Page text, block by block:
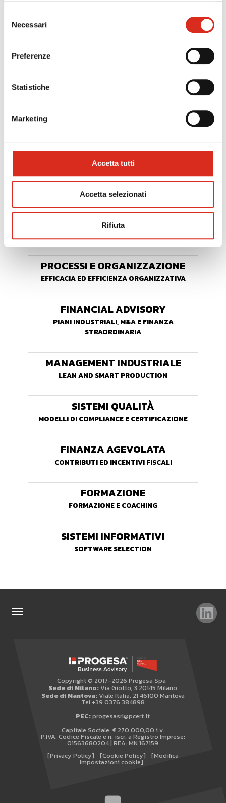
delNecessari
Preferenze
Statistiche
Marketing
Accetta tutti
Accetta selezionati
Rifiuta
AREA RISERVATA
WHISTLEBLOWING
PIANIFICAZIONE E CONTROLLO
SISTEMI DI CONTROLLO DELLA MARGINALITÀ
PROCESSI E ORGANIZZAZIONE
EFFICACIA ED EFFICIENZA ORGANIZZATIVA
FINANCIAL ADVISORY
PIANI INDUSTRIALI, M&A E FINANZA
STRAORDINARIA
MANAGEMENT INDUSTRIALE
LEAN AND SMART PRODUCTION
SISTEMI QUALITÀ
MODELLI DI COMPLIANCE E CERTIFICAZIONE
FINANZA AGEVOLATA
CONTRIBUTI ED INCENTIVI FISCALI
FORMAZIONE
FORMAZIONE E COACHING
SISTEMI INFORMATIVI
SOFTWARE SELECTION
AREA RISERVATA
WHISTLEBLOWING
Copyright © 2017-2026 Progesa Spa
Sede di Milano:Via Giotto, 3 20145 Milano
Sede di Mantova:Viale Italia, 21 46100 Mantova
Tel +39 0376 384898
PEC:progesasrl@pcert.it
Capitale Sociale: € 270.000,00 i.v.
P.IVA, Codice Fiscale e n. iscr. a Registro Imprese:
01563680204 | REA: MN 167159
[Privacy Policy]
[Cookie Policy] [Modifica
impostazioni cookie]